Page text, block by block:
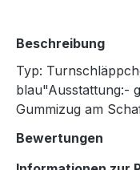
Beschreibung
Typ:
blau"Ausstattung:-
Gummizug am
Bewertungen